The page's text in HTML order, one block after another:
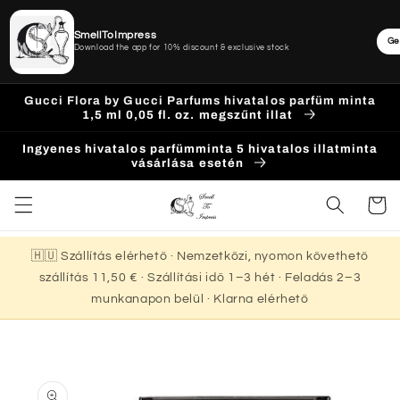
Ugrás a
tartalomhoz
Gucci Flora by Gucci Parfums hivatalos parfüm minta
1,5 ml 0,05 fl. oz. megszűnt illat
Ingyenes hivatalos parfümminta 5 hivatalos illatminta
vásárlása esetén
Kosár
🇭🇺 Szállítás elérhető · Nemzetközi, nyomon követhető
szállítás 11,50 € · Szállítási idő 1–3 hét · Feladás 2–3
munkanapon belül · Klarna elérhető
a
SmellToImpress
Download the app for 10% discount & exclusive stock